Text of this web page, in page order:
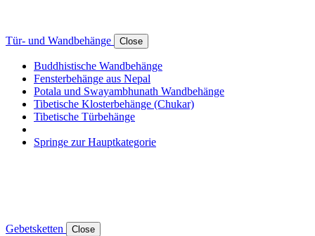
Tür- und Wandbehänge Close
Buddhistische Wandbehänge
Fensterbehänge aus Nepal
Potala und Swayambhunath Wandbehänge
Tibetische Klosterbehänge (Chukar)
Tibetische Türbehänge
Springe zur Hauptkategorie
Gebetsketten Close